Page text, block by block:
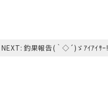
NEXT: 釣果報告(｀◇´)ゞｱｲｱｲｻｰ!